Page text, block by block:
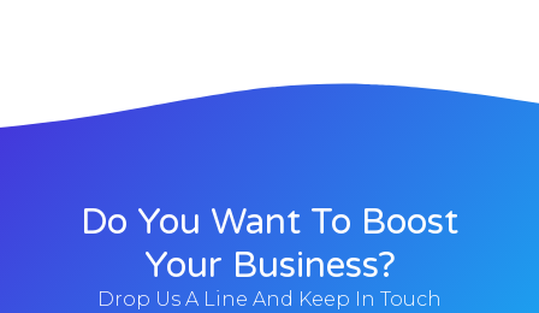
Do You Want To Boost
Your Business?
Drop Us A Line And Keep In Touch